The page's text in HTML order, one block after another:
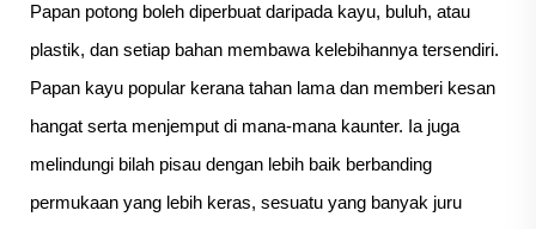
Papan potong boleh diperbuat daripada kayu, buluh, atau
plastik, dan setiap bahan membawa kelebihannya tersendiri.
Papan kayu popular kerana tahan lama dan memberi kesan
hangat serta menjemput di mana-mana kaunter. Ia juga
melindungi bilah pisau dengan lebih baik berbanding
permukaan yang lebih keras, sesuatu yang banyak juru